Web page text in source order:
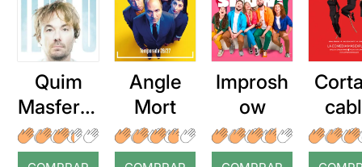
Quim
Masferre
r: Temps
Angle
Mort
Improsh
ow